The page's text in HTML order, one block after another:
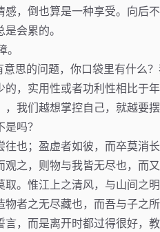
，倒也算是一种享受。向后
会累的。
思的问题，你口袋里有什么？
，实用性或者功利性相比于
我们越想掌控自己，就越要
吗？
也；盈虚者如彼，而卒莫消
之，则物与我皆无尽也，而
。惟江上之清风，与山间之
者之无尽藏也，而吾与子之所
，而是离开时都过得很好，